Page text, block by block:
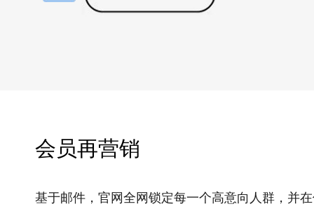
会员再营销
基于邮件，官网全网锁定每一个高意向人群，并